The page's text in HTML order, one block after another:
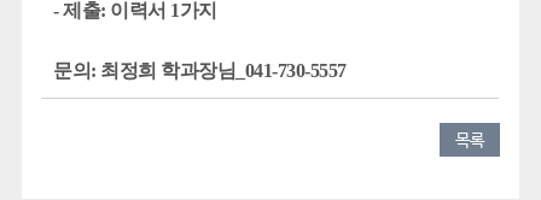
- 제출: 이력서 1가지
문의: 최정희 학과장님_041-730-5557
목록